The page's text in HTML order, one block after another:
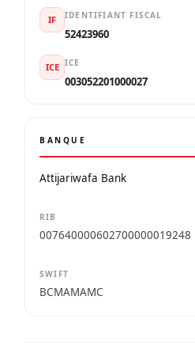
IF IDENTIFIANT FISCAL
52423960
ICE ICE
003052201000027
BANQUE
Attijariwafa Bank
RIB
007640000602700000019248
SWIFT
BCMAMAMC